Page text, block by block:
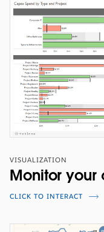
WEBINARS
Enabling
Agenda at
Learn how Mondelez
across their global
WATCH THE
VISUALIZATION
Monitor your
CLICK TO INTERACT